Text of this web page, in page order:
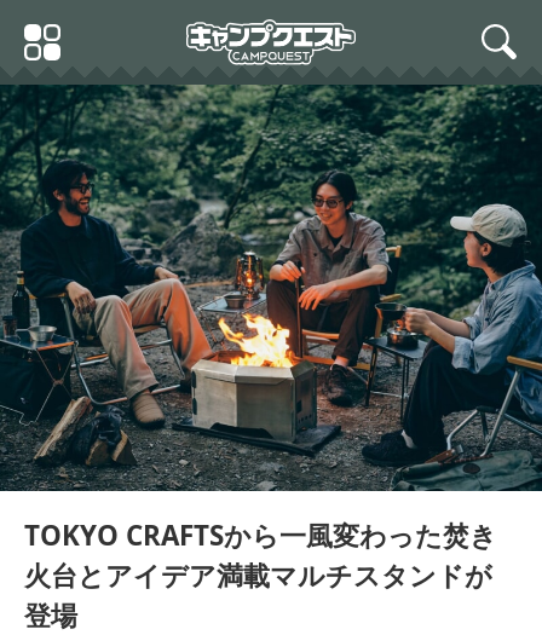
Primary
Menu
search
TOKYO CRAFTSから一風変わった焚き
火台とアイデア満載マルチスタンドが
登場